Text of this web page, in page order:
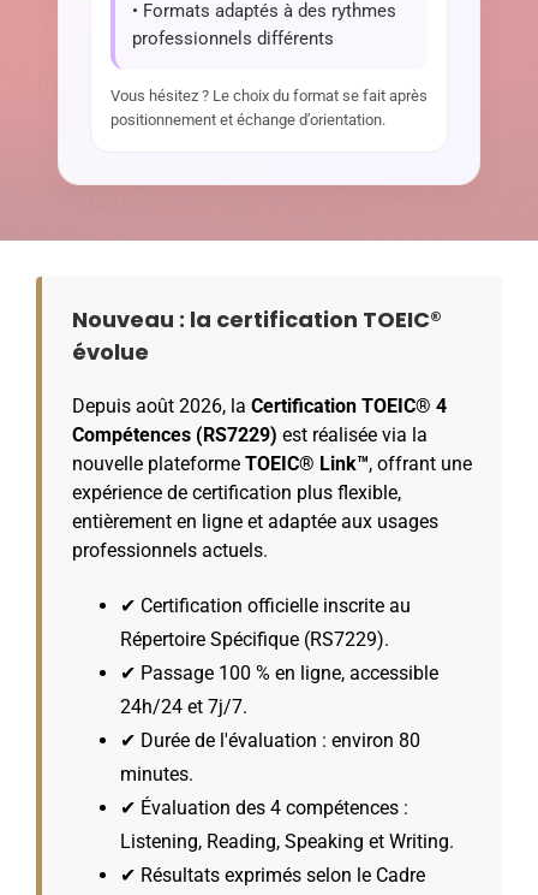
• Formats adaptés à des rythmes
professionnels différents
Vous hésitez ? Le choix du format se fait après
positionnement et échange d’orientation.
Nouveau : la certification TOEIC®
évolue
Depuis août 2026, la Certification TOEIC® 4
Compétences (RS7229) est réalisée via la
nouvelle plateforme TOEIC® Link™, offrant une
expérience de certification plus flexible,
entièrement en ligne et adaptée aux usages
professionnels actuels.
✔ Certification officielle inscrite au
Répertoire Spécifique (RS7229).
✔ Passage 100 % en ligne, accessible
24h/24 et 7j/7.
✔ Durée de l'évaluation : environ 80
minutes.
✔ Évaluation des 4 compétences :
Listening, Reading, Speaking et Writing.
✔ Résultats exprimés selon le Cadre